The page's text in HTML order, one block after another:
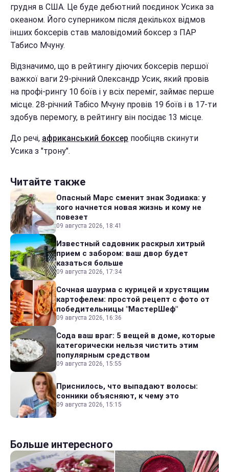
грудня в США. Це буде дебютний поєдинок Усика за
океаном. Його суперником після декількох відмов
інших боксерів став маловідомий боксер з ПАР
Табисо Мчуну.
Відзначимо, що в рейтингу діючих боксерів першої
важкої ваги 29-річний Олександр Усик, який провів
на профі-рингу 10 боїв і у всіх переміг, займає перше
місце. 28-річний Табісо Мчуну провів 19 боїв і в 17-ти
здобув перемогу, в рейтингу він посідає 13 місце.
До речі, африканський боксер пообіцяв скинути
Усика з "трону".
Читайте также
Опасный Марс сменит знак Зодиака: у
кого начнется новая жизнь и кому не
повезет
09 августа 2026, 18:41
Известный садовник раскрыл хитрый
прием с забором: ваш двор будет
казаться больше
09 августа 2026, 17:34
Сочная шаурма с курицей и хрустящим
картофелем: простой рецепт с фото от
победительницы "МастерШеф"
09 августа 2026, 16:36
Сода ваш враг: 5 вещей в доме, которые
категорически нельзя чистить этим
популярным средством
09 августа 2026, 15:55
Приснилось, что выпадают волосы:
сонники объясняют, к чему это
09 августа 2026, 15:15
Больше интересного